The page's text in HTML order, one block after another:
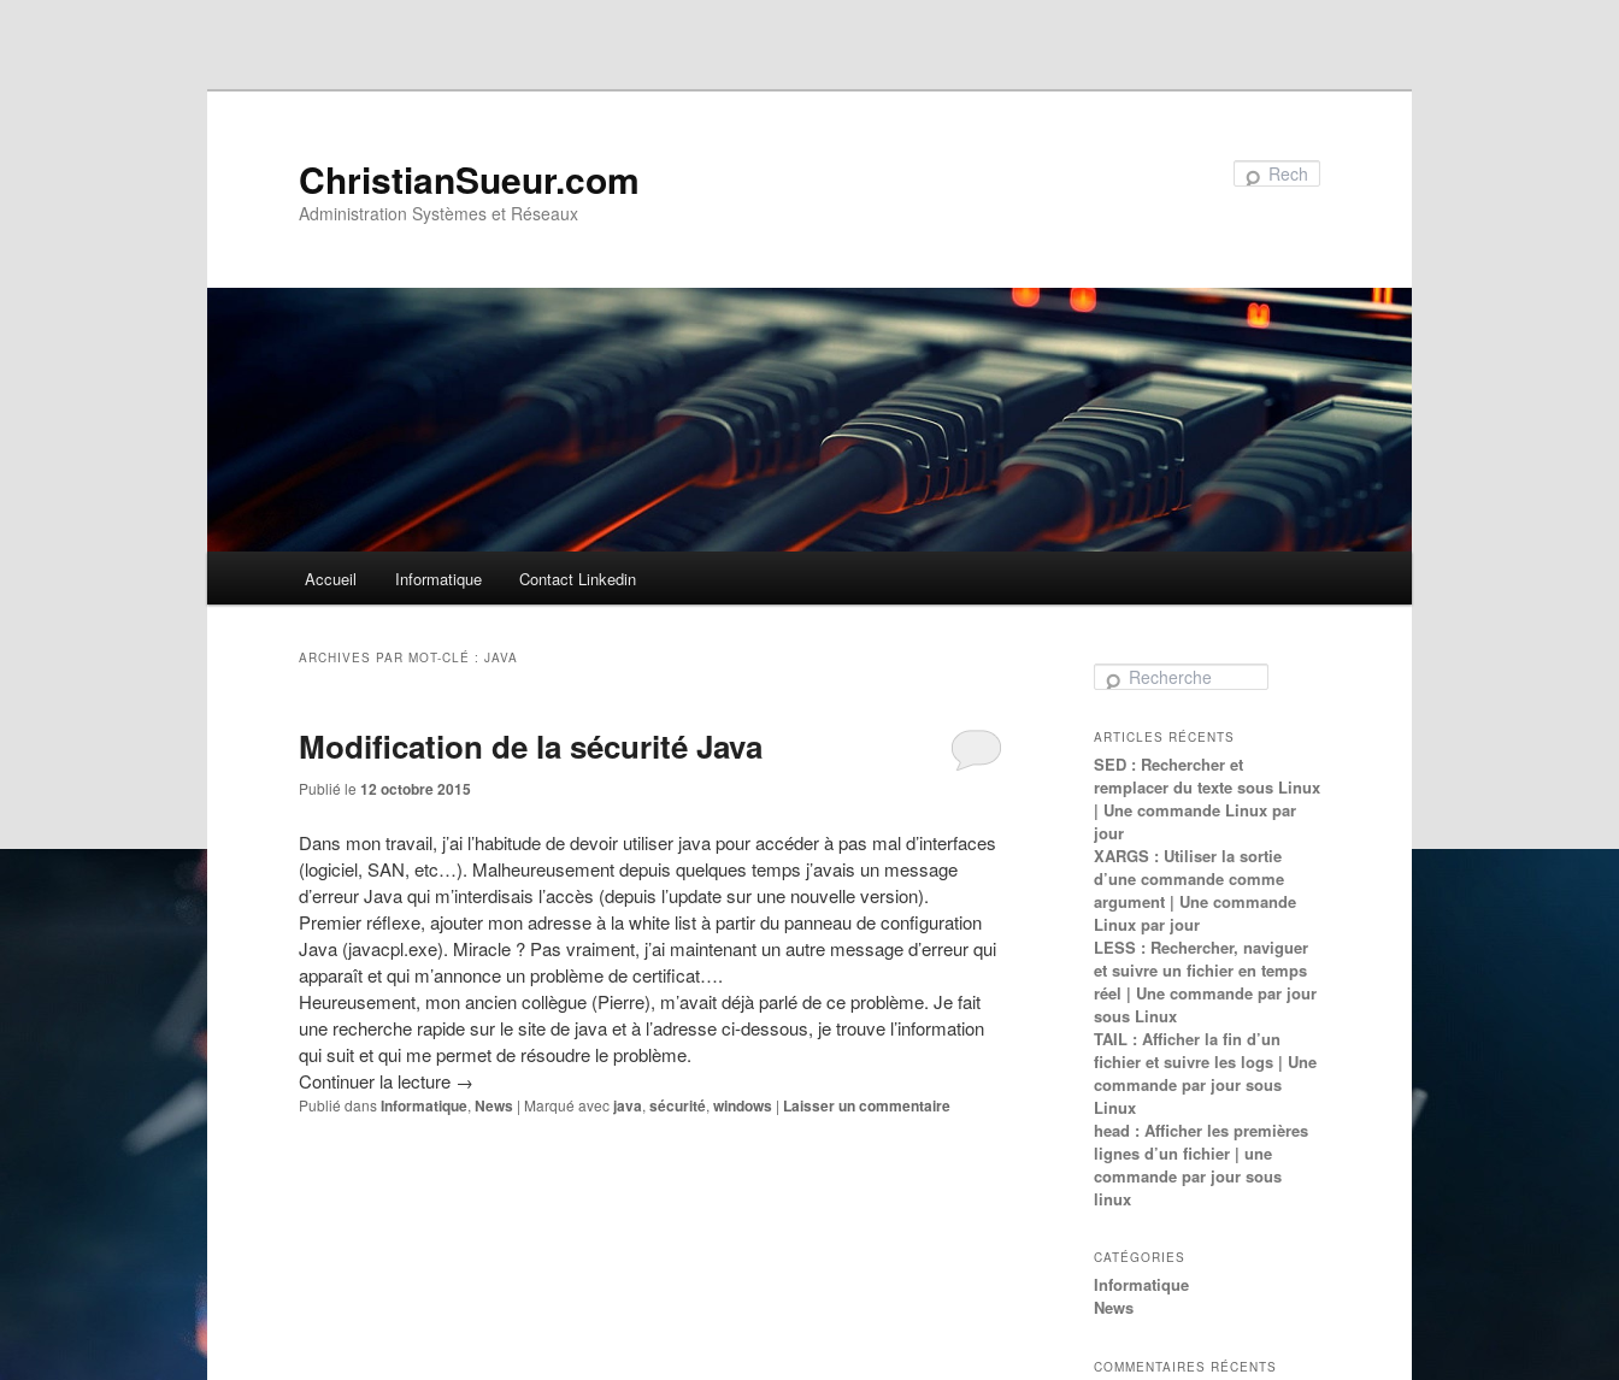
ChristianSueur.com
Administration Systèmes et Réseaux
Accueil Informatique Contact Linkedin
ARCHIVES PAR MOT-CLÉ : JAVA
Modification de la sécurité Java
Publié le 12 octobre 2015
Dans mon travail, j’ai l’habitude de devoir utiliser java pour accéder à pas mal d’interfaces
(logiciel, SAN, etc…). Malheureusement depuis quelques temps j’avais un message
d’erreur Java qui m’interdisais l’accès (depuis l’update sur une nouvelle version).
Premier réflexe, ajouter mon adresse à la white list à partir du panneau de configuration
Java (javacpl.exe). Miracle ? Pas vraiment, j’ai maintenant un autre message d’erreur qui
apparaît et qui m’annonce un problème de certificat….
Heureusement, mon ancien collègue (Pierre), m’avait déjà parlé de ce problème. Je fait
une recherche rapide sur le site de java et à l’adresse ci-dessous, je trouve l’information
qui suit et qui me permet de résoudre le problème.
Continuer la lecture →
Publié dansInformatique, News | Marqué avecjava, sécurité, windows | Laisser un commentaire
ARTICLES RÉCENTS
SED : Rechercher et
remplacer du texte sous Linux
| Une commande Linux par
jour
XARGS : Utiliser la sortie
d’une commande comme
argument | Une commande
Linux par jour
LESS : Rechercher, naviguer
et suivre un fichier en temps
réel | Une commande par jour
sous Linux
TAIL : Afficher la fin d’un
fichier et suivre les logs | Une
commande par jour sous
Linux
head : Afficher les premières
lignes d’un fichier | une
commande par jour sous
linux
CATÉGORIES
Informatique
News
COMMENTAIRES RÉCENTS